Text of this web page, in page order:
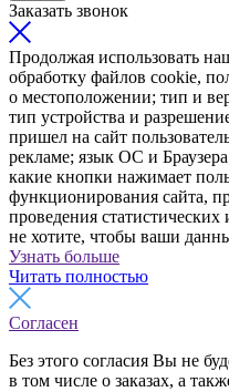
Заказать звонок
Продолжая использовать
обработку файлов cookie,
о местоположении; тип и
тип устройства и
пришел на сайт
рекламе; язык ОС и
какие кнопки нажимает
функционирования сайта,
проведения
не хотите, чтобы ваши
Узнать больше
Читать полностью
Согласен
Без этого согласия Вы не
в том числе о заказах, а